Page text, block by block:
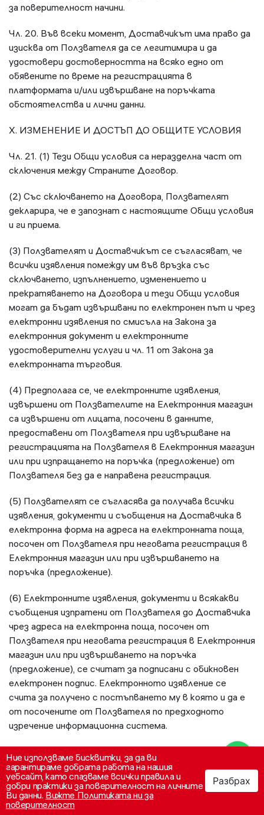
Категории
Свържете се с
Моят профил
0
за поверителност начини.
Чл. 20. Във всеки момент, Доставчикът има право да
изисква от Ползвателя да се легитимира и да
удостовери достоверността на всяко едно от
обявените по време на регистрацията в
платформата и/или извършване на поръчката
обстоятелства и лични данни.
X. ИЗМЕНЕНИЕ И ДОСТЪП ДО ОБЩИТЕ УСЛОВИЯ
Чл. 21. (1) Тези Общи условия са неразделна част от
сключения между Страните Договор.
(2) Със сключването на Договора, Ползвателят
декларира, че е запознат с настоящите Общи условия
и ги приема.
(3) Ползвателят и Доставчикът се съгласяват, че
всички изявления помежду им във връзка със
сключването, изпълнението, изменението и
прекратяването на Договора и тези Общи условия
могат да бъдат извършвани по електронен път и чрез
електронни изявления по смисъла на Закона за
електронния документ и електронните
удостоверителни услуги и чл. 11 от Закона за
електронната търговия.
(4) Предполага се, че електронните изявления,
извършени от Ползвателите на Електронния магазин
са извършени от лицата, посочени в данните,
предоставени от Ползвателя при извършване на
регистрацията на Ползвателя в Електронния магазин
или при изпращането на поръчка (предложение) от
Ползвателя без да е направена регистрация.
(5) Ползвателят се съгласява да получава всички
изявления, документи и съобщения на Доставчика в
електронна форма на адреса на електронната поща,
посочен от Ползвателя при неговата регистрация в
Електронния магазин или при извършването на
поръчка (предложение).
(6) Електронните изявления, документи и всякакви
съобщения изпратени от Ползвателя до Доставчика
чрез адреса на електронна поща, посочен от
Ползвателя при неговата регистрация в Електронния
магазин или при извършването на поръчка
(предложение), се считат за подписани с обикновен
електронен подпис. Електронното изявление се
счита за получено с постъпването му в която и да е
от посочените от Ползвателя по предходното
изречение информационна система.
(7) Страните се съгласяват, че правната сила на
обикновения електронен подпис е равностойна на
тази на саморъчния подпис.
Чл. 22. Условия, различни от тези, предвидени в
Ние използваме бисквитки, за да ви
гарантираме добрата работа на нашия
уебсайт, като спазваме всички правила и
добри практики за поверителност на личните
Ви данни. Вижте Политиката ни за
поверителност
Разбрах